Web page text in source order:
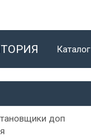
Каталог
доп